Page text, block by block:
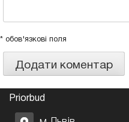
* обов'язкові поля
Priorbud